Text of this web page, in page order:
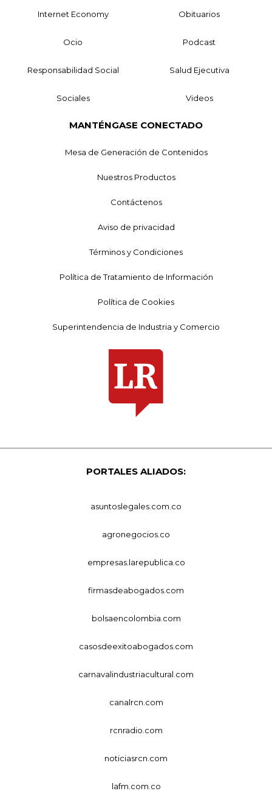
Internet Economy Obituarios
Ocio Podcast
Responsabilidad Social Salud Ejecutiva
Sociales Videos
MANTÉNGASE CONECTADO
Mesa de Generación de Contenidos
Nuestros Productos
Contáctenos
Aviso de privacidad
Términos y Condiciones
Política de Tratamiento de Información
Política de Cookies
Superintendencia de Industria y Comercio
PORTALES ALIADOS:
asuntoslegales.com.co
agronegocios.co
empresas.larepublica.co
firmasdeabogados.com
bolsaencolombia.com
casosdeexitoabogados.com
carnavalindustriacultural.com
canalrcn.com
rcnradio.com
noticiasrcn.com
lafm.com.co